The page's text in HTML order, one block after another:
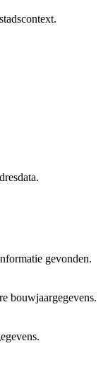
gevonden.
bouwjaargegevens.